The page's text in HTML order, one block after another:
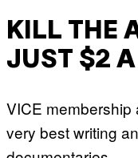
KILL THE
JUST $2
VICE
very best writing